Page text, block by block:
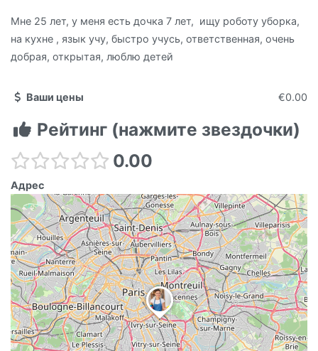
Мне 25 лет, у меня есть дочка 7 лет, ищу роботу уборка,
на кухне , язык учу, быстро учусь, ответственная, очень
добрая, открытая, люблю детей
Ваши цены €0.00
Рейтинг (нажмите звездочки)
0.00
Адрес